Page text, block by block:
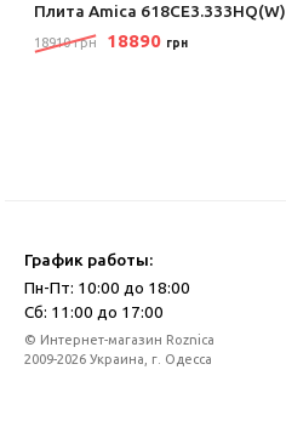
Плита Amica 618CE3.333HQ(W)
18910 грн 18890 грн
График работы:
Пн-Пт: 10:00 до 18:00
Сб: 11:00 до 17:00
© Интернет-магазин Roznica
2009-2026 Украина, г. Одесса